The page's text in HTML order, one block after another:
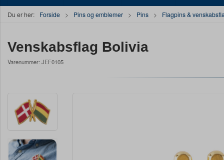
Du er her: Forside Pins og emblemer Pins Flagpins &
Venskabsflag Bolivia
Varenummer: JEF0105